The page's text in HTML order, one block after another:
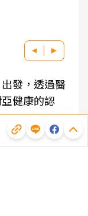
發，透過醫
健康的認